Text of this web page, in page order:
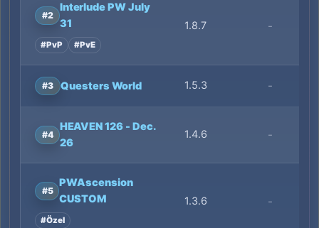
#2
Interlude PW July
31
#PvP #PvE
1.8.7 -
#3 Questers World 1.5.3 -
#4
HEAVEN 126 - Dec.
26
1.4.6 -
#5
PWAscension
CUSTOM
#Özel
1.3.6 -